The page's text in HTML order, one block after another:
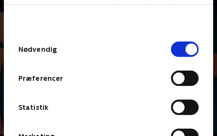
Nødvendig
Præferencer
Statistik